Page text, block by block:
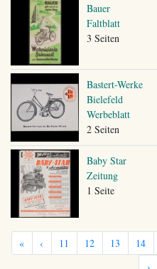
Bauer
Faltblatt
3 Seiten
Bastert-Werke
Bielefeld
Werbeblatt
2 Seiten
Baby Star
Zeitung
1 Seite
« ‹ 11 12 13 14
›